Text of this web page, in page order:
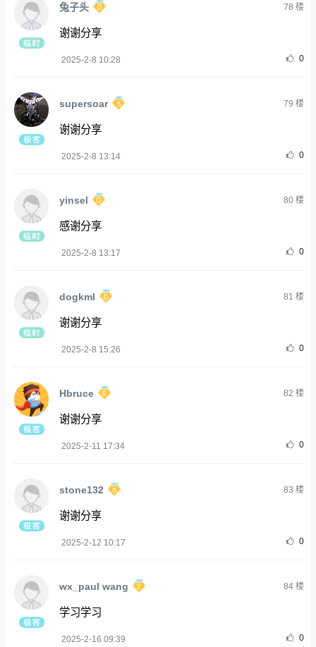
兔子头 78 楼
谢谢分享
2025-2-8 10:28 0
supersoar 79 楼
谢谢分享
2025-2-8 13:14 0
yinsel 80楼
感谢分享
2025-2-8 13:17 0
dogkml 81 楼
谢谢分享
2025-2-8 15:26 0
Hbruce 82 楼
谢谢分享
2025-2-11 17:34 0
stone132 83 楼
谢谢分享
2025-2-12 10:17 0
wx_paul wang 84楼
学习学习
2025-2-16 09:39 0